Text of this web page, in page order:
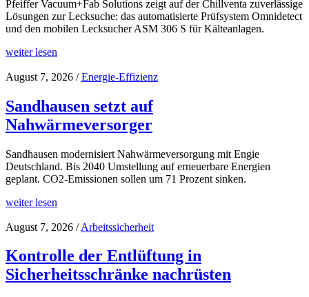
Pfeiffer Vacuum+Fab Solutions zeigt auf der Chillventa zuverlässige
Lösungen zur Lecksuche: das automatisierte Prüfsystem Omnidetect
und den mobilen Lecksucher ASM 306 S für Kälteanlagen.
weiter lesen
August 7, 2026 /Energie-Effizienz
Sandhausen setzt auf
Nahwärmeversorger
Sandhausen modernisiert Nahwärmeversorgung mit Engie
Deutschland. Bis 2040 Umstellung auf erneuerbare Energien
geplant. CO2-Emissionen sollen um 71 Prozent sinken.
weiter lesen
August 7, 2026 /Arbeitssicherheit
Kontrolle der Entlüftung in
Sicherheitsschränke nachrüsten